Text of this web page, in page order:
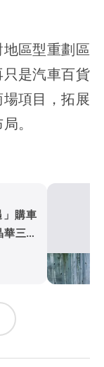
區型重劃區
是汽車百貨
項目，拓展
。
購車
三天
起